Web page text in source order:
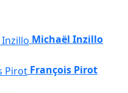
Michaël Inzillo
François Pirot